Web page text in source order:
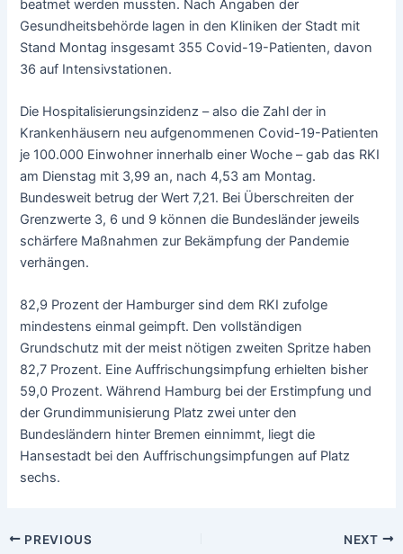
beatmet werden mussten. Nach Angaben der
Gesundheitsbehörde lagen in den Kliniken der Stadt mit
Stand Montag insgesamt 355 Covid-19-Patienten, davon
36 auf Intensivstationen.
Die Hospitalisierungsinzidenz – also die Zahl der in
Krankenhäusern neu aufgenommenen Covid-19-Patienten
je 100.000 Einwohner innerhalb einer Woche – gab das RKI
am Dienstag mit 3,99 an, nach 4,53 am Montag.
Bundesweit betrug der Wert 7,21. Bei Überschreiten der
Grenzwerte 3, 6 und 9 können die Bundesländer jeweils
schärfere Maßnahmen zur Bekämpfung der Pandemie
verhängen.
82,9 Prozent der Hamburger sind dem RKI zufolge
mindestens einmal geimpft. Den vollständigen
Grundschutz mit der meist nötigen zweiten Spritze haben
82,7 Prozent. Eine Auffrischungsimpfung erhielten bisher
59,0 Prozent. Während Hamburg bei der Erstimpfung und
der Grundimmunisierung Platz zwei unter den
Bundesländern hinter Bremen einnimmt, liegt die
Hansestadt bei den Auffrischungsimpfungen auf Platz
sechs.
PREVIOUS NEXT